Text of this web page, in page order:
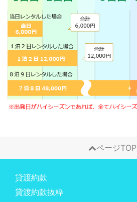
ページTOP
貸渡約款
貸渡約款抜粋